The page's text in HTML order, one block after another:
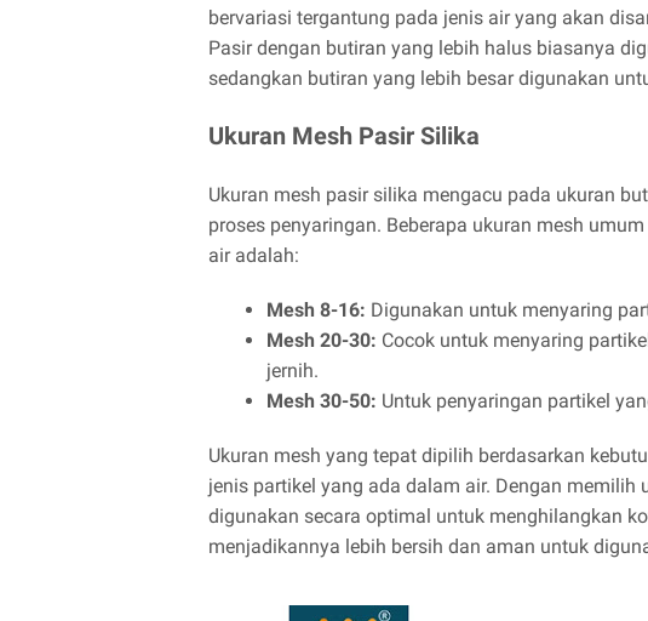
bervariasi tergantung pada jenis air yang akan
Pasir dengan butiran yang lebih halus biasanya
sedangkan butiran yang lebih besar digunakan
Ukuran Mesh Pasir Silika
Ukuran mesh pasir silika mengacu pada ukuran
proses penyaringan. Beberapa ukuran mesh
air adalah:
Mesh 8-16: Digunakan untuk menyaring
Mesh 20-30: Cocok untuk menyaring
jernih.
Mesh 30-50: Untuk penyaringan partikel
Ukuran mesh yang tepat dipilih berdasarkan
jenis partikel yang ada dalam air. Dengan memilih
digunakan secara optimal untuk menghilangkan
menjadikannya lebih bersih dan aman untuk